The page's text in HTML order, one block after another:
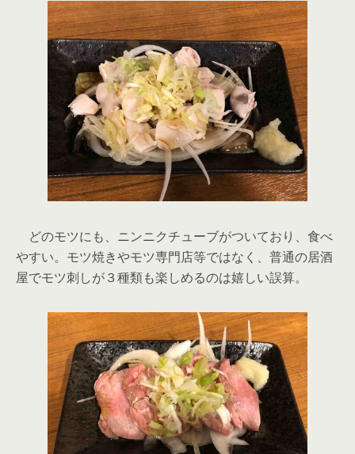
どのモツにも、ニンニクチューブがついており、食べ
やすい。モツ焼きやモツ専門店等ではなく、普通の居酒
屋でモツ刺しが３種類も楽しめるのは嬉しい誤算。